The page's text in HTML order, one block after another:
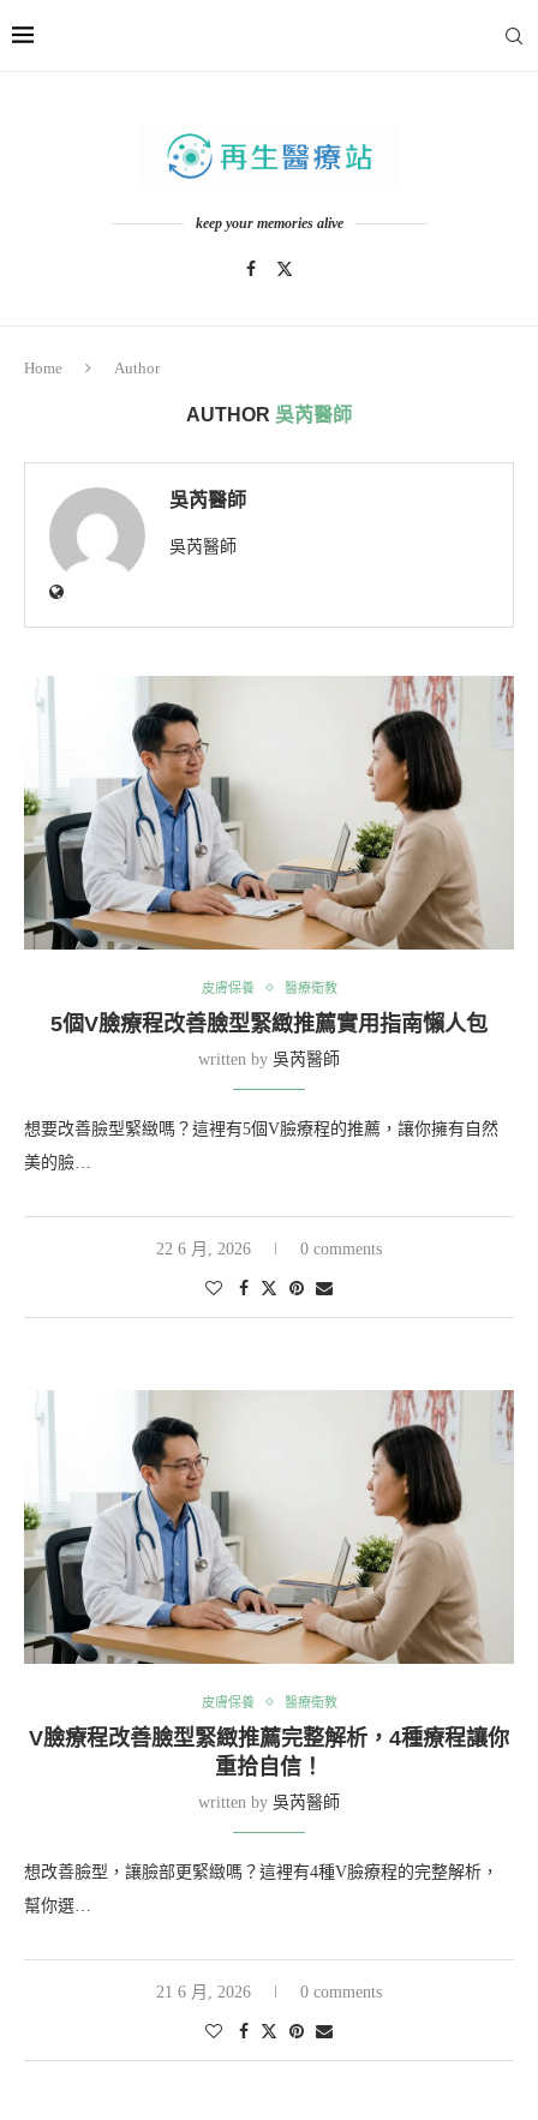
keep your memories alive
Home Author
AUTHOR 吳芮醫師
吳芮醫師
吳芮醫師
皮膚保養 醫療衛教
5個V臉療程改善臉型緊緻推薦實用指南懶人包
written by 吳芮醫師
想要改善臉型緊緻嗎？這裡有5個V臉療程的推薦，讓你擁有自然
美的臉…
22 6 月, 2026 0 comments
皮膚保養 醫療衛教
V臉療程改善臉型緊緻推薦完整解析，4種療程讓你
重拾自信！
written by 吳芮醫師
想改善臉型，讓臉部更緊緻嗎？這裡有4種V臉療程的完整解析，
幫你選…
21 6 月, 2026 0 comments